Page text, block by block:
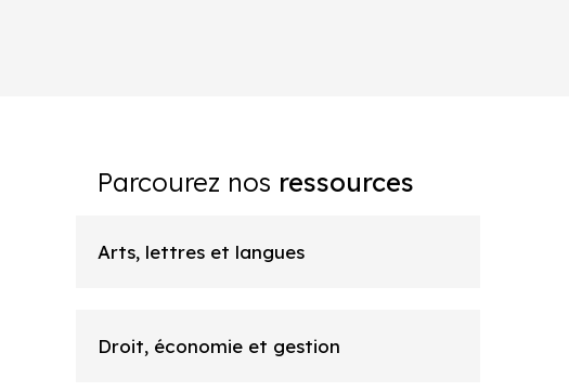
Parcourez nos ressources
Arts, lettres et langues
Droit, économie et gestion